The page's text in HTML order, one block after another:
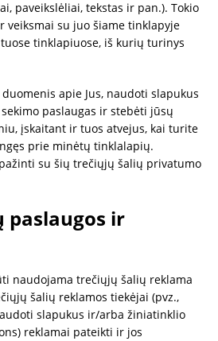
paveikslėliai, tekstas ir pan.). Tokio
su juo šiame tinklapyje
tinklapiuose, iš kurių turinys
apie Jus, naudoti slapukus
paslaugas ir stebėti jūsų
įskaitant ir tuos atvejus, kai turite
prie minėtų tinklalapių.
su šių trečiųjų šalių privatumo
paslaugos ir
naudojama trečiųjų šalių reklama
šalių reklamos tiekėjai (pvz.,
slapukus ir/arba žiniatinklio
reklamai pateikti ir jos